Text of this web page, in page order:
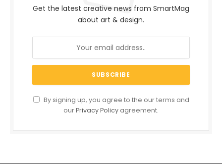
Get the latest creative news from SmartMag
about art & design.
By signing up, you agree to the our terms and
ourPrivacy Policy agreement.